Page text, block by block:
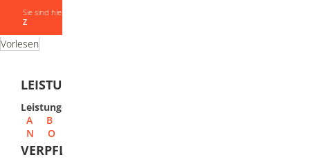
Sie sind hier:
Z
Vorlesen
LEISTUNGEN VON A-Z
Leistungen
A
B
N
O
VERPFLICHTUNGSERKLÄRUNG ABGEBEN